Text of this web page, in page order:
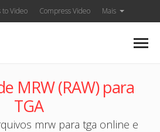
Video Compress Video Mais
MRW (RAW) para
TGA
mrw para tga online e